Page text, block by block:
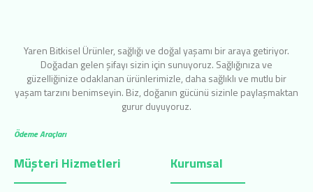
Yaren Bitkisel Ürünler, sağlığı ve doğal yaşamı bir araya getiriyor.
Doğadan gelen şifayı sizin için sunuyoruz. Sağlığınıza ve
güzelliğinize odaklanan ürünlerimizle, daha sağlıklı ve mutlu bir
yaşam tarzını benimseyin. Biz, doğanın gücünü sizinle paylaşmaktan
gurur duyuyoruz.
Ödeme Araçları
Müşteri Hizmetleri Kurumsal